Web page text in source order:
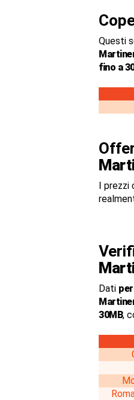
Questi
fino a
I prezzi
Dati
30MB,